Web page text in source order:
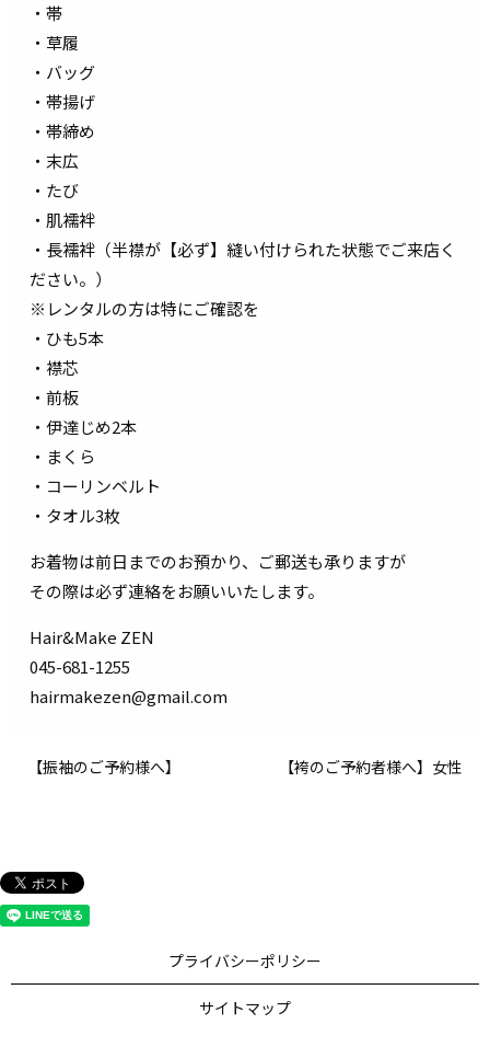
・帯
・草履
・バッグ
・帯揚げ
・帯締め
・末広
・たび
・肌襦袢
・長襦袢（半襟が【必ず】縫い付けられた状態でご来店く
ださい。）
※レンタルの方は特にご確認を
・ひも5本
・襟芯
・前板
・伊達じめ2本
・まくら
・コーリンベルト
・タオル3枚
お着物は前日までのお預かり、ご郵送も承りますが
その際は必ず連絡をお願いいたします。
Hair&Make ZEN
045-681-1255
hairmakezen@gmail.com
【振袖のご予約様へ】 【袴のご予約者様へ】女性
プライバシーポリシー
サイトマップ